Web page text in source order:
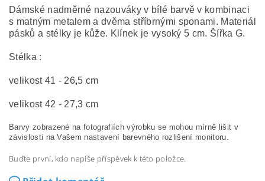
Dámské nadměrné nazouváky v bílé barvě v kombinaci
s matným metalem a dvěma stříbrnými sponami. Materiál
pásků a stélky je kůže. Klínek je vysoký 5 cm. Šířka G.
Stélka :
velikost 41 - 26,5 cm
velikost 42 - 27,3 cm
Barvy zobrazené na fotografiích výrobku se mohou mírně lišit v
závislosti na Vašem nastavení barevného rozlišení monitoru.
Buďte první, kdo napíše příspěvek k této položce.